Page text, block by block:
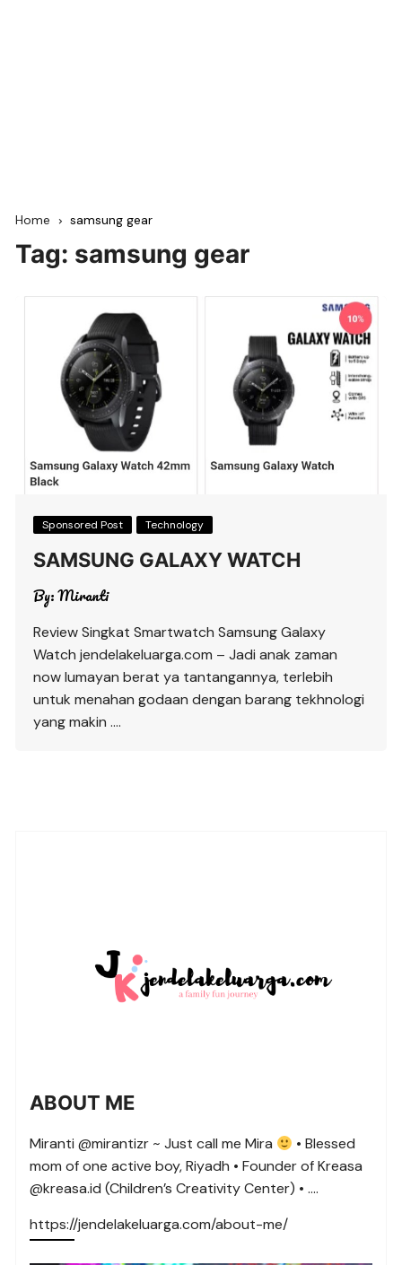
Home samsung gear
Tag: samsung gear
Sponsored Post Technology
SAMSUNG GALAXY WATCH
By:Miranti
Review Singkat Smartwatch Samsung Galaxy
Watch jendelakeluarga.com – Jadi anak zaman
now lumayan berat ya tantangannya, terlebih
untuk menahan godaan dengan barang tekhnologi
yang makin ….
ABOUT ME
Miranti @mirantizr ~ Just call me Mira
• Blessed
mom of one active boy, Riyadh • Founder of Kreasa
@kreasa.id (Children’s Creativity Center) • ….
https://jendelakeluarga.com/about-me/